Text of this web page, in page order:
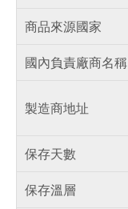
商品來源國家
國內負責廠商名稱
製造商地址
保存天數
保存溫層